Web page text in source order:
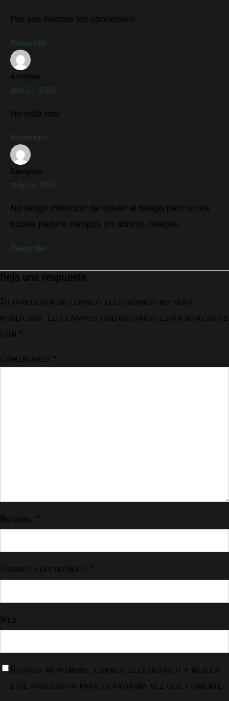
Por sus hechos los conoceréis
Responder
Anónimo
abril 27, 2023
No está mal
Responder
Barriguita
mayo 5, 2023
No tengo intención de volver al talego pero si me
tocara pediría campos un abrazo colegas
Responder
Deja una respuesta
Tu dirección de correo electrónico no será
publicada. Los campos obligatorios están marcados
con *
Comentario *
Nombre *
Correo electrónico *
Web
Guarda mi nombre, correo electrónico y web en
este navegador para la próxima vez que comente.